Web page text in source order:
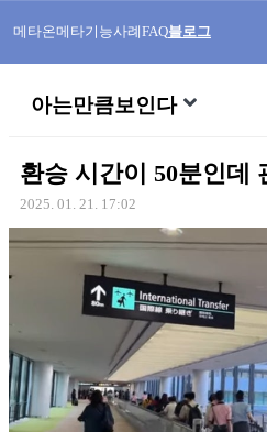
메타온메타기능사례FAQ블로그
아는만큼보인다
환승 시간이 50분인데
2025. 01. 21. 17:02